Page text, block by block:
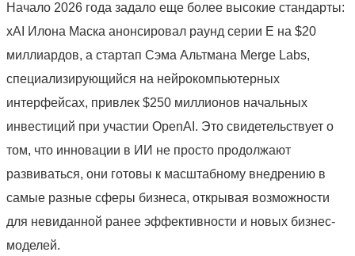
Начало 2026 года задало еще более высокие стандарты:
xAI Илона Маска анонсировал раунд серии E на $20
миллиардов, а стартап Сэма Альтмана Merge Labs,
специализирующийся на нейрокомпьютерных
интерфейсах, привлек $250 миллионов начальных
инвестиций при участии OpenAI. Это свидетельствует о
том, что инновации в ИИ не просто продолжают
развиваться, они готовы к масштабному внедрению в
самые разные сферы бизнеса, открывая возможности
для невиданной ранее эффективности и новых бизнес-
моделей.